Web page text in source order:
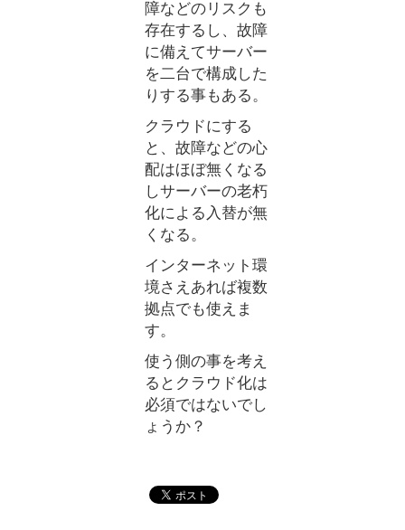
障などのリスクも
存在するし、故障
に備えてサーバー
を二台で構成した
りする事もある。
クラウドにする
と、故障などの心
配はほぼ無くなる
しサーバーの老朽
化による入替が無
くなる。
インターネット環
境さえあれば複数
拠点でも使えま
す。
使う側の事を考え
るとクラウド化は
必須ではないでし
ょうか？